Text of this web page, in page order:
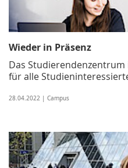
Wieder in Präsenz
Das
für alle
28.04.2022 | Campus